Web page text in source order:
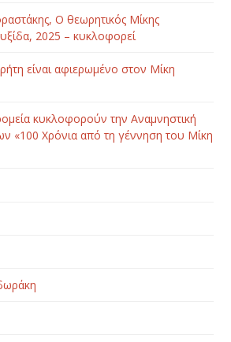
Ο θεωρητικός Μίκης
2025 – κυκλοφορεί
είναι αφιερωμένο στον Μίκη
κυκλοφορούν την Αναμνηστική
«100 Χρόνια από τη γέννηση του Μίκη